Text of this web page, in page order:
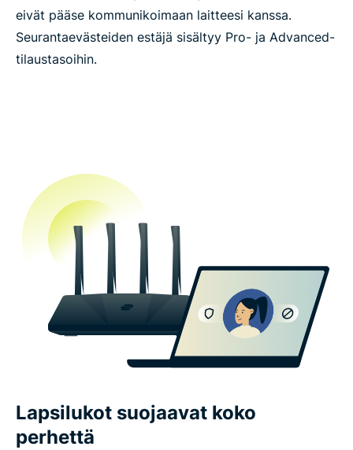
eivät pääse kommunikoimaan laitteesi kanssa.
Seurantaevästeiden estäjä sisältyy Pro- ja Advanced-
tilaustasoihin.
Lapsilukot suojaavat koko
perhettä